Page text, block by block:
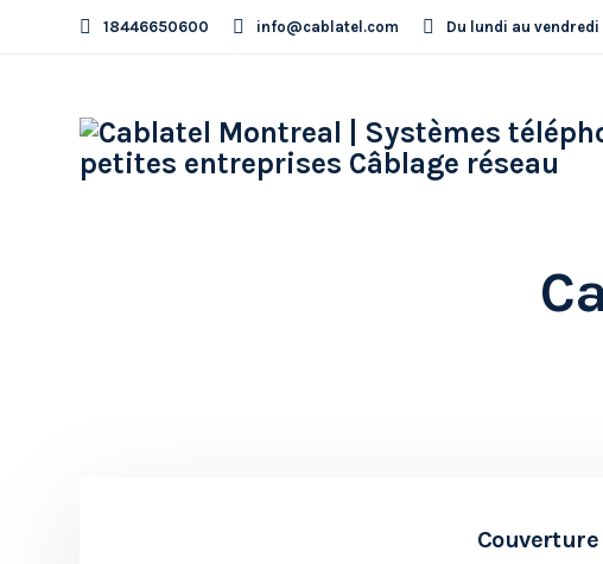
18446650600 info@cablatel.com Du lundi au